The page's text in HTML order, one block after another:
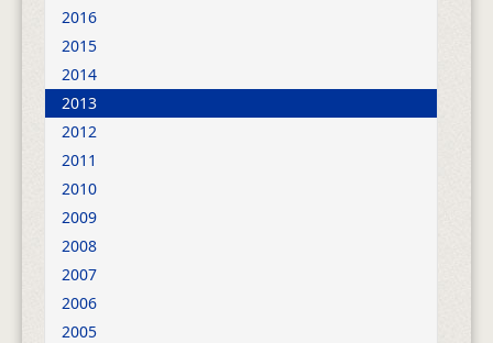
2016
2015
2014
2013
2012
2011
2010
2009
2008
2007
2006
2005